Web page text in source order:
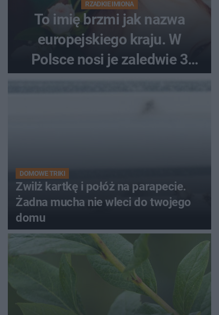
RZADKIE IMIONA
To imię brzmi jak nazwa
europejskiego kraju. W
Polsce nosi je zaledwie 3
DOMOWE TRIKI
Zwilż kartkę i połóż na parapecie.
Żadna mucha nie wleci do twojego
domu